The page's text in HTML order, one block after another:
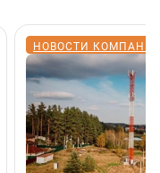
НОВОСТИ